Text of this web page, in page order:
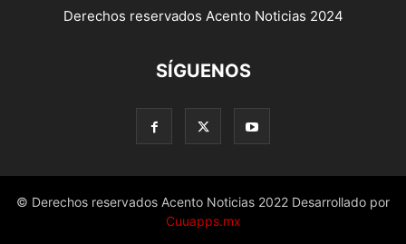
Derechos reservados Acento Noticias 2024
SÍGUENOS
© Derechos reservados Acento Noticias 2022 Desarrollado por
Cuuapps.mx